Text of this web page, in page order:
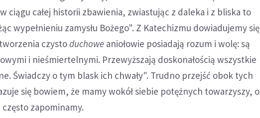
ciągu całej historii zbawienia, zwiastując z daleka i z bliska to
wypełnieniu zamysłu Bożego". Z Katechizmu dowiadujemy się
czystoduchowe aniołowie posiadają rozum i wolę: są
i nieśmiertelnymi. Przewyższają doskonałością wszystkie
Świadczy o tym blask ich chwały". Trudno przejść obok tych
się bowiem, że mamy wokół siebie potężnych towarzyszy, o
zapominamy.